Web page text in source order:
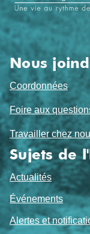
de
page
Nous
Coordonnées
Foire aux
Travailler chez
Sujets de
Actualités
Événements
Alertes et